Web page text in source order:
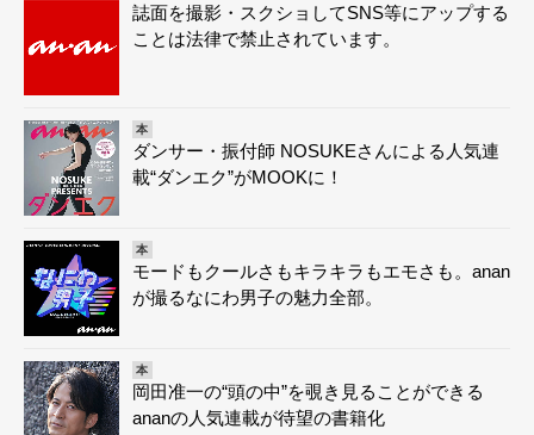
誌面を撮影・スクショしてSNS等にアップする
ことは法律で禁止されています。
本
ダンサー・振付師 NOSUKEさんによる人気連
載“ダンエク”がMOOKに！
本
モードもクールさもキラキラもエモさも。anan
が撮るなにわ男子の魅力全部。
本
岡田准一の“頭の中”を覗き見ることができる
ananの人気連載が待望の書籍化